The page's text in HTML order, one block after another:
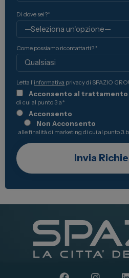
Di dove sei?*
Come possiamo ricontattarti? *
Letta l'informativa privacy di SPAZIO
Acconsento al trattamento
di cui al punto 3.a*
Acconsento
Non Acconsento
alle finalità di marketing di cui al punto 3.b